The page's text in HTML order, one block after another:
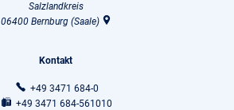
Salzlandkreis
06400 Bernburg (Saale)
Kontakt
+49 3471 684-0
+49 3471 684-561010